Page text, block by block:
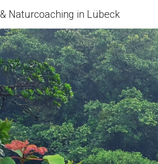
Skip to main content
Naturcoaching in Lübeck